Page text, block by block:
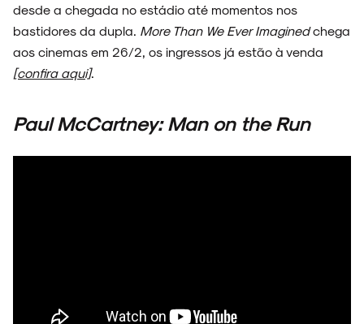
desde a chegada no estádio até momentos nos
bastidores da dupla. More Than We Ever Imaginedchega
aos cinemas em 26/2, os ingressos já estão à venda
[confira aqui].
Paul McCartney: Man on the Run